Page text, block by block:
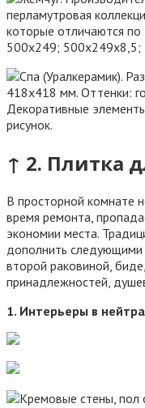
↑ 2. Плитка
В просторной комнате
время ремонта,
экономии места.
дополнить
второй раковиной,
принадлежностей,
1. Интерьеры в